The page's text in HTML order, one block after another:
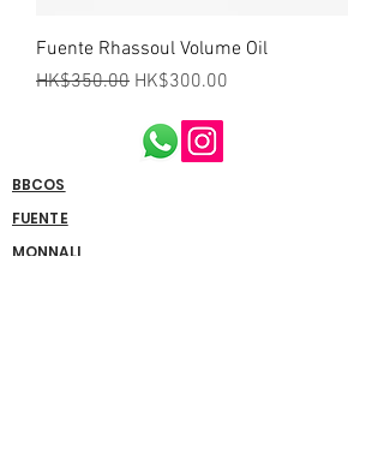
Fuente Rhassoul Volume Oil
一般價格
HK$350.00 促銷價格
HK$300.00
BBCOS
FUENTE
MONNALI​